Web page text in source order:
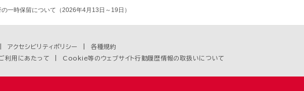
一時保留について（2026年4月13日～19日）
アクセシビリティポリシー
各種規約
利用にあたって Cookie等のウェブサイト行動履歴情報の取扱いについて